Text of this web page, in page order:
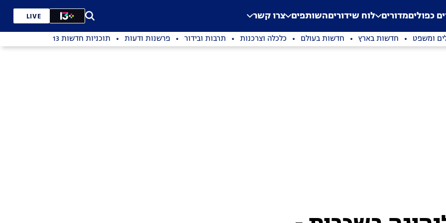
Application error: a
. כפוליםמדורים לוח שידוריםהשותפים צרו קשר LIVE
ומשפט חדשות בארץ חדשות בעולם כלכלה וצרכנות תרבות ובידור פרשנות ודעות תוכניות חדשות 13